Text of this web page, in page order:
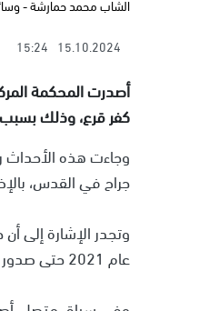
الشاب محمد حمارشة -
15.10.2024
15:24
كفر قرع، وذلك بسبب
وجاءت هذه الأحداث
جراح في القدس،
وتجدر الإشارة إلى
عام 2021 حتى صدور الحكم اليوم.